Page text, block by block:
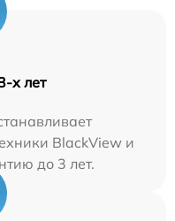
х лет
BlackView и
до 3 лет.